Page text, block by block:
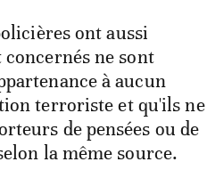
ont aussi
ne sont
à aucun
terroriste et qu'ils ne
de pensées ou de
la même source.